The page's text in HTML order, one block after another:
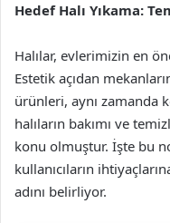
Hedef Halı Yıkama:
Halılar, evlerimizin en
Estetik açıdan
ürünleri, aynı zamanda
halıların bakımı ve
konu olmuştur. İşte bu
kullanıcıların
adını belirliyor.